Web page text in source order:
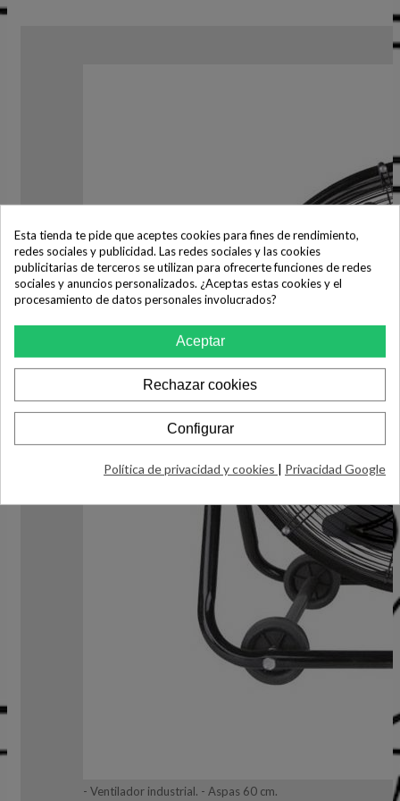
- Ventilador industrial. - Aspas 60 cm.
Esta tienda te pide que aceptes cookies para fines de rendimiento,
redes sociales y publicidad. Las redes sociales y las cookies
publicitarias de terceros se utilizan para ofrecerte funciones de redes
sociales y anuncios personalizados. ¿Aceptas estas cookies y el
procesamiento de datos personales involucrados?
Aceptar
Rechazar cookies
Configurar
Política de privacidad y cookies | Privacidad Google